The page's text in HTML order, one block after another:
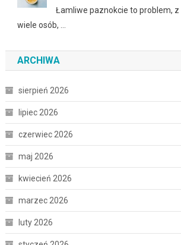
Łamliwe paznokcie to problem,
wiele osób, …
ARCHIWA
sierpień 2026
lipiec 2026
czerwiec 2026
maj 2026
kwiecień 2026
marzec 2026
luty 2026